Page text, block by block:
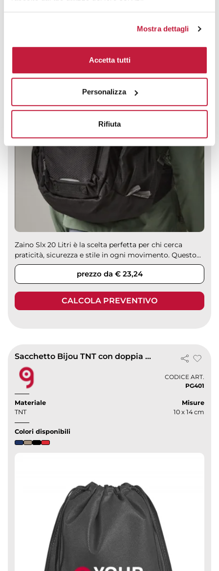
Mostra dettagli
Accetta tutti
Personalizza
Rifiuta
Zaino Slx 20 Litri è la scelta perfetta per chi cerca
praticità, sicurezza e stile in ogni movimento. Questo...
prezzo da € 23,24
CALCOLA PREVENTIVO
Sacchetto Bijou TNT con doppia corda e termosaldato
CODICE ART.
PG401
Materiale
TNT
Misure
10 x 14 cm
Colori disponibili